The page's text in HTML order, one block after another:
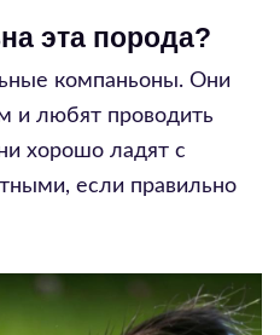
эта порода?
компаньоны. Они
и любят проводить
хорошо ладят с
если правильно